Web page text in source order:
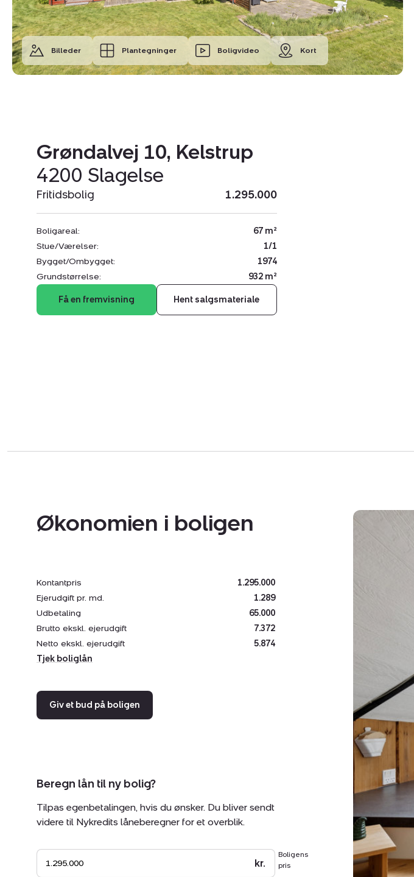
Billeder Plantegninger Boligvideo Kort
Grøndalvej 10, Kelstrup
4200 Slagelse
Fritidsbolig 1.295.000
Boligareal:
67 m²
Stue/Værelser:
1/1
Bygget/Ombygget:
1974
Grundstørrelse:
932 m²
Få en fremvisning Hent salgsmateriale
Økonomien i boligen
Kontantpris
1.295.000
Ejerudgift pr. md.
1.289
Udbetaling
65.000
Brutto ekskl. ejerudgift
7.372
Netto ekskl. ejerudgift
5.874
Tjek boliglån
Giv et bud på boligen
Beregn lån til ny bolig?
Tilpas egenbetalingen, hvis du ønsker. Du bliver sendt
videre til Nykredits låneberegner for et overblik.
Boligens
pris
kr.